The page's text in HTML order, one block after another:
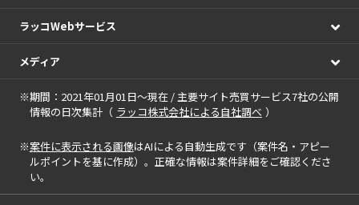
ラッコWebサービス
メディア
※期間：2021年01月01日～現在 / 主要サイト売買サービス7社の公開
情報の日次集計（ ラッコ株式会社による自社調べ ）
※案件に表示される画像はAIによる自動生成です（案件名・アピー
ルポイントを基に作成）。正確な情報は案件詳細をご確認くださ
い。